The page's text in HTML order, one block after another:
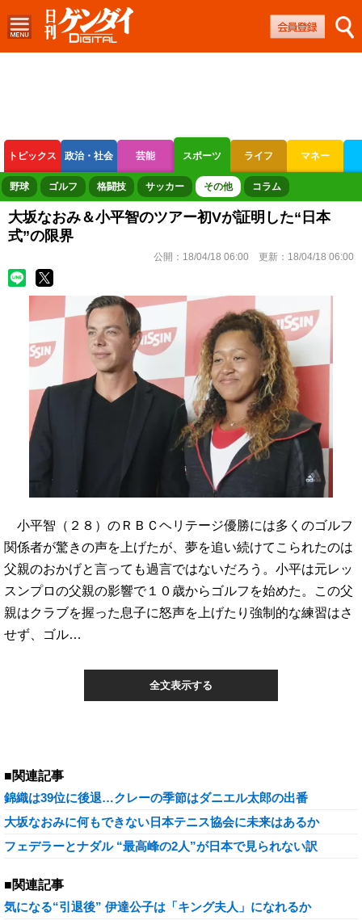
トピックス 政治・社会 芸能 スポーツ ライフ マネー
ボートレース 競輪 オートレース
野球 ゴルフ 格闘技 サッカー その他 コラム
大坂なおみ＆小平智のツアー初Vが証明した“日本
式”の限界
公開： 18/04/18 06:00 更新： 18/04/18 06:00
小平智（２８）のＲＢＣヘリテージ優勝には多くのゴルフ
関係者が驚きの声を上げたが、夢を追い続けてこられたのは
父親のおかげと言っても過言ではないだろう。小平は元レッ
スンプロの父親の影響で１０歳からゴルフを始めた。この父
親はクラブを握った息子に怒声を上げたり強制的な練習はさ
せず、ゴル…
全文表示する
■関連記事
錦織は39位に後退…クレーの季節はダニエル太郎の出番
大坂なおみに何もできない日本テニス協会に未来はあるか
フェデラーとナダル “最高峰の2人”が日本で見られない訳
■関連記事
気になる“引退後” 伊達公子は「キング夫人」になれるか